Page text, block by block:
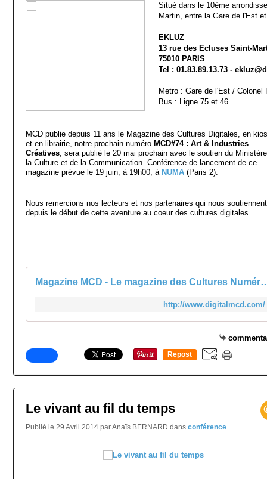
Situé dans le 10ème
Martin, entre la Gare de l'Est
EKLUZ
13 rue des Ecluses Saint-
75010 PARIS
Tel : 01.83.89.13.73 -
Metro : Gare de l'Est / Colonel
Bus : Ligne 75 et 46
MCD publie depuis 11 ans le Magazine des Cultures Digitales, en
et en librairie, notre prochain numéro MCD#74 : Art & Industries
Créatives, sera publié le 20 mai prochain avec le soutien du
la Culture et de la Communication. Conférence de lancement de ce
magazine prévue le 19 juin, à 19h00, à NUMA (Paris 2).
Nous remercions nos lecteurs et nos partenaires qui nous soutiennent
depuis le début de cette aventure au coeur des cultures digitales.
Magazine MCD - Le
http://www.digitalmcd.com/
Repost
Le vivant au fil du temps
Publié le 29 Avril 2014 par Anaïs BERNARD dans conférence